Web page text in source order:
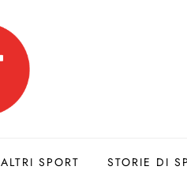
ALTRI SPORT STORIE DI